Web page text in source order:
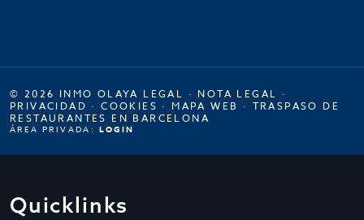
© 2026 INMO OLAYA LEGAL · NOTA LEGAL ·
PRIVACIDAD ·COOKIES · MAPA WEB · TRASPASO DE
RESTAURANTES EN BARCELONA
ÁREA PRIVADA: LOGIN
Quicklinks